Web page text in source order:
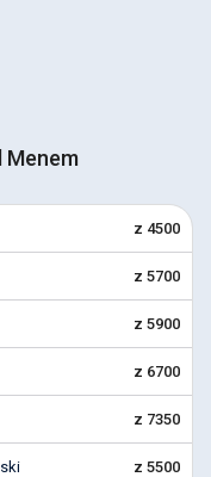
Menem
z 4500
z 5700
z 5900
z 6700
z 7350
z 5500